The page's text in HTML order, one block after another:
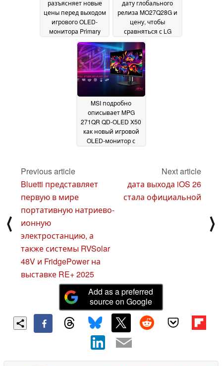
разъясняет новые
цены перед выходом
игрового OLED-
монитора Primary
Tandem в сентябре
28 August 2025
дату глобального
релиза MO27Q28G и
цену, чтобы
сравняться с LG
UltraGear OLED
27GX700A
2025
MSI подробно
описывает MPG
271QR QD-OLED X50
как новый игровой
OLED-монитор с
Gigabyte и Samsung
21 August 2025
⟨
Previous article
Bluetti представляет
первую в мире
портативную натриево-
ионную
электростанцию, а
также системы RVSolar
48V и FridgePower на
выставке RE+ 2025
Next article
дата выхода iOS 26
стала официальной
⟩
Add as a preferred
source on Google